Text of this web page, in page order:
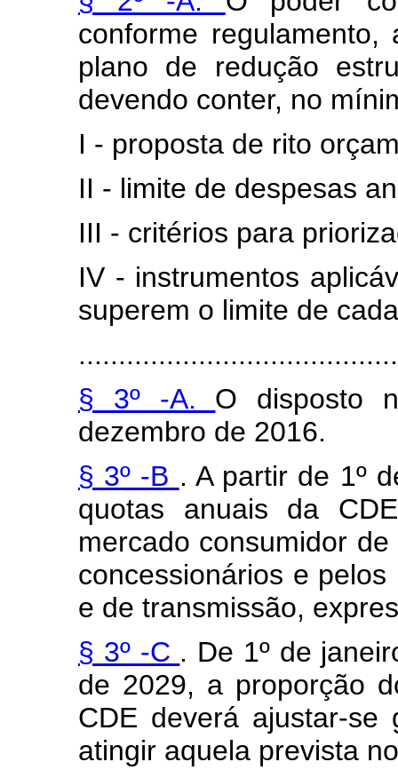
conforme
plano de redução
devendo conter, no
I - proposta de rito
II - limite de despesas
III - critérios para
IV - instrumentos
superem o limite de
§ 3º -A. O disposto
dezembro de 2016.
§ 3º -B . A partir de 1º
quotas anuais da
mercado consumidor
concessionários e
e de transmissão,
§ 3º -C . De 1º de
de 2029, a proporção
CDE deverá ajustar-se
atingir aquela prevista